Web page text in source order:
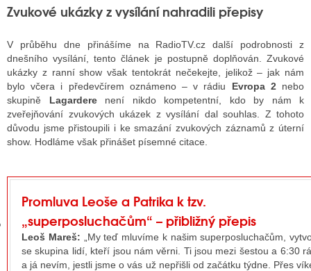
STÁT BLOGEREM
BLOGERA
DISKUTÉRA NA RADIOTV
STARŠÍCH DISKUZÍ
Zvukové ukázky z vysílání nahradili přepisy
V průběhu dne přinášíme na RadioTV.cz další podrobnosti z
dnešního vysílání, tento článek je postupně doplňován. Zvukové
ukázky z ranní show však tentokrát nečekejte, jelikož – jak nám
bylo včera i předevčírem oznámeno – v rádiu Evropa 2nebo
skupině Lagarderenení nikdo kompetentní, kdo by nám k
zveřejňování zvukových ukázek z vysílání dal souhlas. Z tohoto
důvodu jsme přistoupili i ke smazání zvukových záznamů z úterní
show. Hodláme však přinášet písemné citace.
Promluva Leoše a Patrika k tzv.
„superposluchačům“ – přibližný přepis
Leoš Mareš: „My teď mluvíme k našim superposluchačům,
se skupina lidí, kteří jsou nám věrni. Ti jsou mezi šestou a 6:30
a já nevím, jestli jsme o vás už nepřišli od začátku týdne. Přes